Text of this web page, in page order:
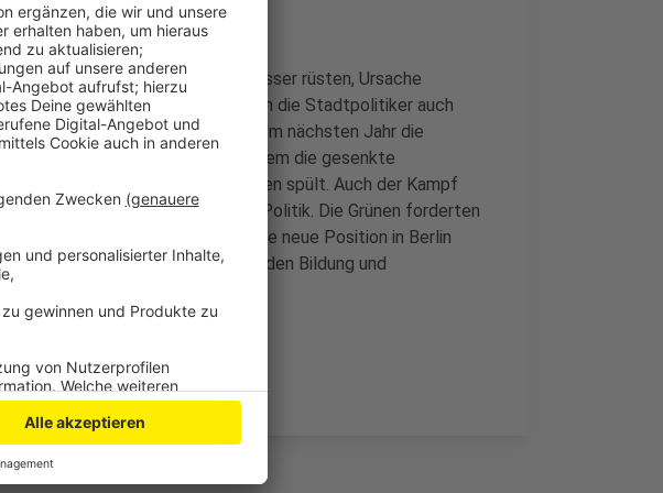
soll sich Leverkusen besser rüsten, Ursache
tun. Dabei erhoffen sich die Stadtpolitiker auch
Ein weiterer Schwerpunkt soll im nächsten Jahr die
sein. Finanziell hilft vor allem die gesenkte
mehr Geld in die Kassen spült. Auch der Kampf
eint die Leverkusener Politik. Die Grünen forderten
Lauterbach, dass er seine neue Position in Berlin
Weitere Schwerpunkte werden Bildung und